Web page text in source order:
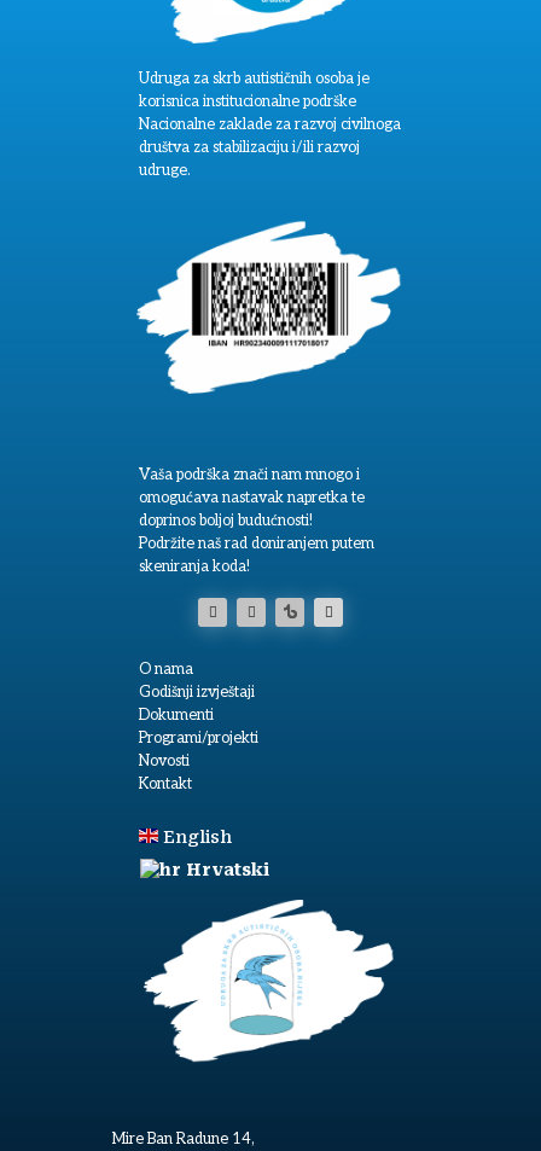
Udruga za skrb autističnih osoba je
korisnica institucionalne podrške
Nacionalne zaklade za razvoj civilnoga
društva za stabilizaciju i/ili razvoj
udruge.
Vaša podrška znači nam mnogo i
omogućava nastavak napretka te
doprinos boljoj budućnosti!
Podržite naš rad doniranjem putem
skeniranja koda!
O nama
Godišnji izvještaji
Dokumenti
Programi/projekti
Novosti
Kontakt
English
Hrvatski
Mire Ban Radune 14,